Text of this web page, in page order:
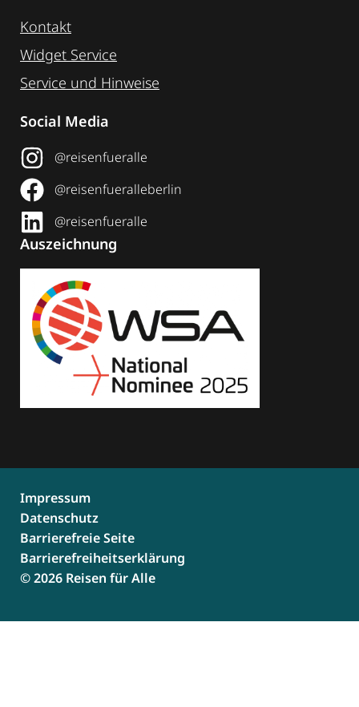
Kontakt
Widget Service
Service und Hinweise
Social Media
@reisenfueralle
@reisenfueralleberlin
@reisenfueralle
Auszeichnung
© 2026 Reisen für Alle
Impressum
Datenschutz
Barrierefreie Seite
Barrierefreiheitserklärung